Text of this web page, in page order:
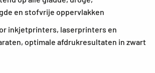
en stofvrije oppervlakken
inkjetprinters, laserprinters en
optimale afdrukresultaten in zwart